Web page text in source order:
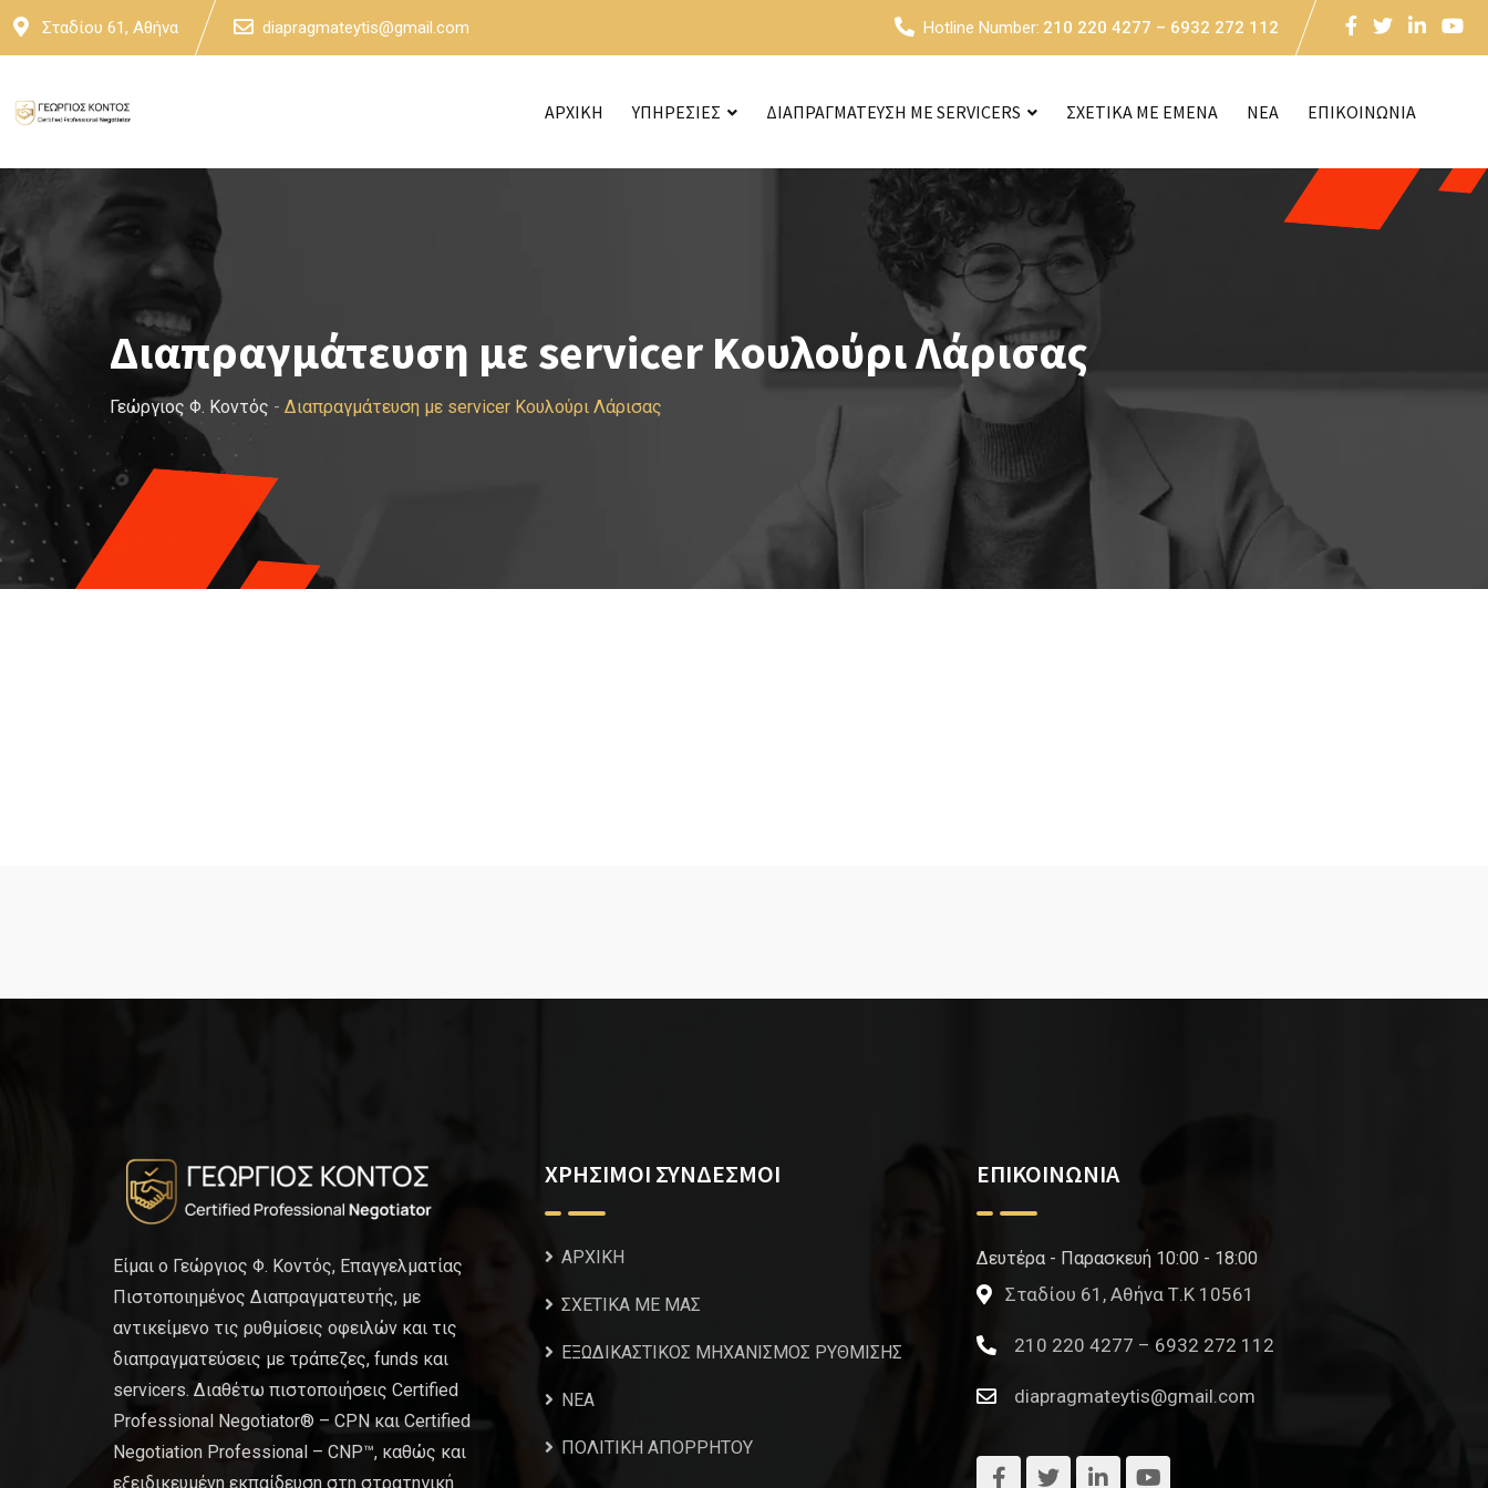
Skip
Σταδίου 61, Αθήνα diapragmateytis@gmail.com Hotline Number: 210 220 4277 – 6932 272 112
ΑΡΧΙΚΗ ΥΠΗΡΕΣΙΕΣ ΔΙΑΠΡΑΓΜΑΤΕΥΣΗ ΜΕ SERVICERS ΣΧΕΤΙΚΑ ΜΕ ΕΜΕΝΑ NEA ΕΠΙΚΟΙΝΩΝΙΑ
Διαπραγμάτευση με servicer Κουλούρι Λάρισας
Γεώργιος Φ. Κοντός - Διαπραγμάτευση με servicer Κουλούρι Λάρισας
Είμαι ο Γεώργιος Φ. Κοντός, Επαγγελματίας
Πιστοποιημένος Διαπραγματευτής, με
αντικείμενο τις ρυθμίσεις οφειλών και τις
διαπραγματεύσεις με τράπεζες, funds και
servicers. Διαθέτω πιστοποιήσεις Certified
Professional Negotiator® – CPN και Certified
Negotiation Professional – CNP™, καθώς και
εξειδικευμένη εκπαίδευση στη στρατηγική
ΧΡΗΣΙΜΟΙ ΣΥΝΔΕΣΜΟΙ
ΑΡΧΙΚΗ
ΣΧΕΤΙΚΑ ΜΕ ΜΑΣ
ΕΞΩΔΙΚΑΣΤΙΚΟΣ ΜΗΧΑΝΙΣΜΟΣ ΡΥΘΜΙΣΗΣ
NEA
ΠΟΛΙΤΙΚΗ ΑΠΟΡΡΗΤΟΥ
ΕΠΙΚΟΙΝΩΝΙΑ
Δευτέρα - Παρασκευή 10:00 - 18:00
Σταδίου 61, Αθήνα Τ.Κ 10561
210 220 4277 – 6932 272 112
diapragmateytis@gmail.com